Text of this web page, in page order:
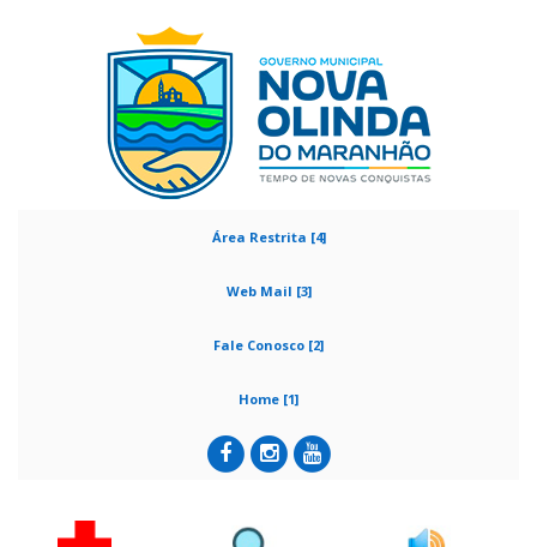
Área Restrita [4]
Web Mail [3]
Fale Conosco [2]
Home [1]